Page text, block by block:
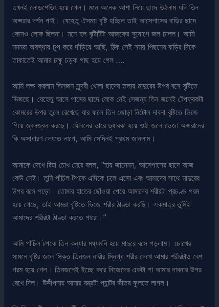
তখনই লোডশেডিং হয়ে গেল। মনে অনেক আশা নিয়ে ছাদে উঠলাম যদি তিন
অপ্সরার দর্শন পাই। যেহেতু ঐসময় বৃষ্টি হচ্ছিল তাই আসেপাসের বাড়ির ছাদে
কোনও লোক ছিলনা। মনে হল বৃষ্টিটিটা আজকের সুযোগে জল ঢালল। আমি
মনমরা অবস্থায় চুপ করে দাঁড়িয়ে আছি, ঠিক সেই সময় পিছনের বাড়ির দিকে
তাকাতেই আমার চক্ষু চড়ক গাছ হয়ে গেল ….
আমি লক্ষ করলাম তিনজন সুন্দরী খোলা ছাদের তলায় মাদুরের উপর বসে বৃষ্টিতে
ভিজছে। যেহেতু আসে পাসের ছাদে লোক নেই সেজন্য তিন জনেই টেপফ্রকটা
কোমরের উপর তুলে রেখেছে যার ফলে তিন জোড়া নিটোল দাবনা বৃষ্টিতে ভিজে
গিয়ে জ্বলজ্বল করছে। যৌবনের ভারে ড্যাবকা হয়ে ওঠা জলে ভেজা অপ্সরাদের
কি অসাধারণ দেখতে লাগে, আমি সেদিনই প্রথম জানলাম।
আমাকে দেখে রিয়া চোখ মেরে বলল, “হায় জানেমন, আসেপাসের ছাদে আজ
কেউ নেই। তুমি পাঁচিল টপকে এদিকে চলে এসো এবং আমাদের সাথে মাদুরের
উপর বসে পড়ো। তোমার হাতের ছোঁওয়া পেয়ে আমাদের শরীরটা প্রচণ্ড গরম
হয়ে গেছে, তাই আমরা বৃষ্টিতে ভিজে শরীর ঠাণ্ডা করছি। একমাত্র তুমিই
আমাদের শরীরটা ঠাণ্ডা করতে পারো।”
আমি পাঁচিল টপকে তিন কন্যার মধ্যমনি হয়ে মাদুরে বসে পড়লাম। চোখের
সামনে বৃষ্টির জলে সিক্ত তিনজন নারীর স্নিগ্ধ শরীর দেখে আমার শরীরটাও বেশ
গরম হয়ে গেল। তিনজনেই ইচ্ছে করে নিজেদের একটা পা আমার দাবনার উপর
রেখে দিল। উদ্দীপনায় আমার যন্ত্রটা প্যান্টর ভীতর ফুলতে লাগল।